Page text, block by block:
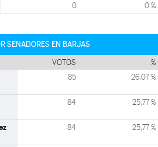
0 0 %
SENADORES EN BARJAS
VOTOS %
85 26,07 %
84 25,77 %
84 25,77 %